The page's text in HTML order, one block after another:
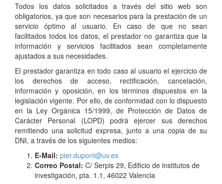
Todos los datos solicitados a través del sitio web son
obligatorios, ya que son necesarios para la prestación de un
servicio óptimo al usuario. En caso de que no sean
facilitados todos los datos, el prestador no garantiza que la
información y servicios facilitados sean completamente
ajustados a sus necesidades.
El prestador garantiza en todo caso al usuario el ejercicio de
los derechos de acceso, rectificación, cancelación,
información y oposición, en los términos dispuestos en la
legislación vigente. Por ello, de conformidad con lo dispuesto
en la Ley Orgánica 15/1999, de Protección de Datos de
Carácter Personal (LOPD) podrá ejercer sus derechos
remitiendo una solicitud expresa, junto a una copia de su
DNI, a través de los siguientes medios:
E-Mail: pier.dupont@uv.es
Correo Postal: C/ Serpis 29, Edificio de institutos de
investigación, pta. 1.1, 46022 Valencia